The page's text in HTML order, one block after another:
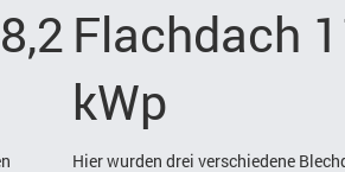
Flachdach
kWp
Hier wurden drei verschiedene